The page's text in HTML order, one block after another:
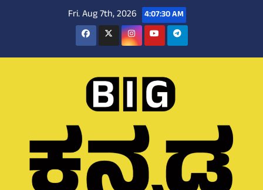
Fri. Aug 7th, 2026 4:07:31 AM